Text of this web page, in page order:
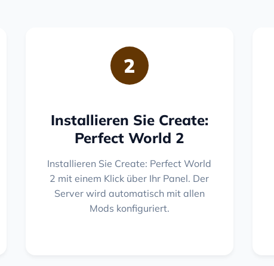
2
Installieren Sie Create:
Perfect World 2
Installieren Sie Create: Perfect World
2 mit einem Klick über Ihr Panel. Der
Server wird automatisch mit allen
Mods konfiguriert.